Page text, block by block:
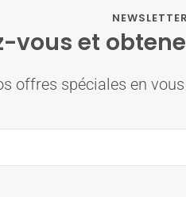
NEWSLETTER
vous et
offres spéciales en